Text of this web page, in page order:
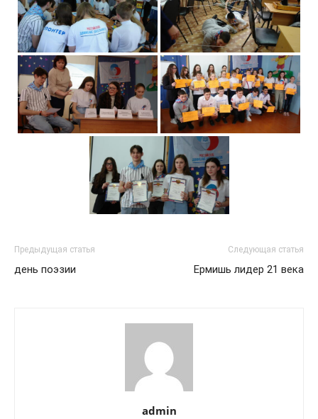
Предыдущая статья
день поэзии
Следующая статья
Ермишь лидер 21 века
admin